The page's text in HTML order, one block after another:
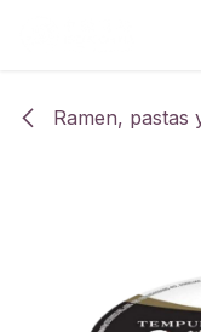
Ramen, pastas